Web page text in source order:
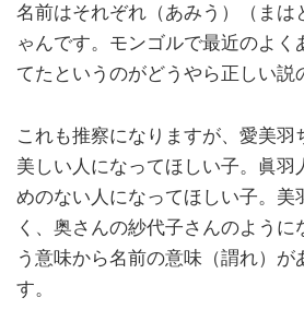
名前はそれぞれ（あみう）（まは
ゃんです。モンゴルで最近のよく
てたというのがどうやら正しい説
これも推察になりますが、愛美羽
美しい人になってほしい子。眞羽
めのない人になってほしい子。美
く、奥さんの紗代子さんのように
う意味から名前の意味（謂れ）が
す。